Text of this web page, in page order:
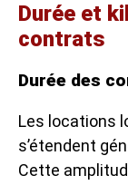
Durée et
contrats
Durée des
Les locations
s’étendent
Cette